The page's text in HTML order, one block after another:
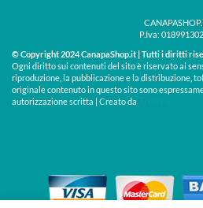
P.Iva:
© Copyright 2024 CanapaShop.it | Tutti i diritti
Ogni diritto sui contenuti del sito è riservato ai
riproduzione, la pubblicazione e la distribuzione,
originale contenuto in questo sito sono
autorizzazione scritta | Creato da